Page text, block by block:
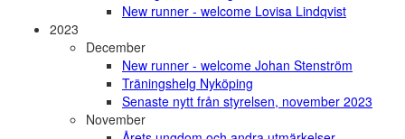
New runner - welcome Lovisa Lindqvist
2023
December
New runner - welcome Johan Stenström
Träningshelg Nyköping
Senaste nytt från styrelsen, november 2023
November